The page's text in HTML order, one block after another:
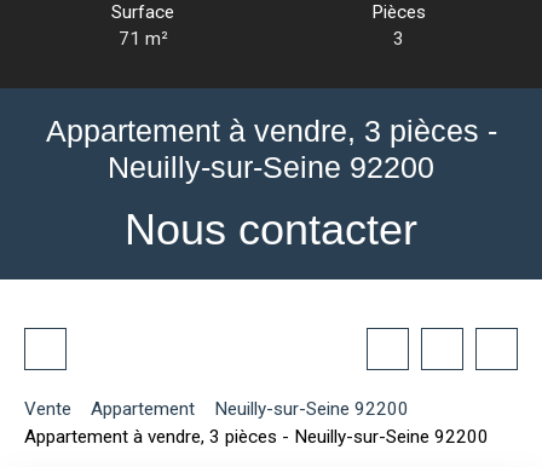
Surface
71 m²
Pièces
3
Appartement à vendre, 3 pièces -
Neuilly-sur-Seine 92200
Nous contacter
Vente Appartement
Neuilly-sur-Seine 92200
Appartement à vendre, 3 pièces - Neuilly-sur-Seine 92200